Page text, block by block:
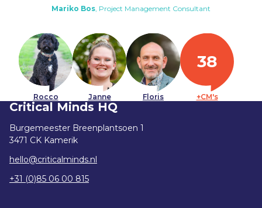
Mariko Bos, Project Management Consultant
Rocco Janne Floris
38
+CM's
Critical Minds HQ
Burgemeester Breenplantsoen 1
3471 CK Kamerik
hello@criticalminds.nl
+31 (0)85 06 00 815